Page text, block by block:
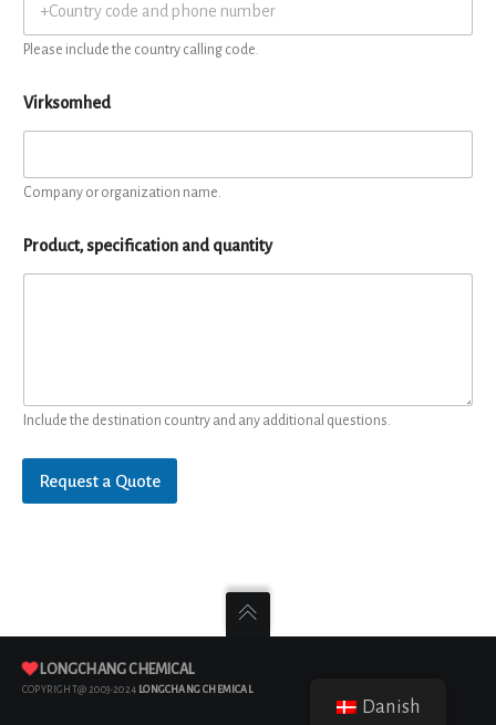
Please include the country calling code.
Virksomhed
Company or organization name.
Product, specification and quantity
Include the destination country and any additional questions.
Request a Quote
LONGCHANG CHEMICAL
COPYRIGHT@ 2003-2024 LONGCHANG CHEMICAL
Danish